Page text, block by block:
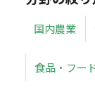
国内農業
食品・フー